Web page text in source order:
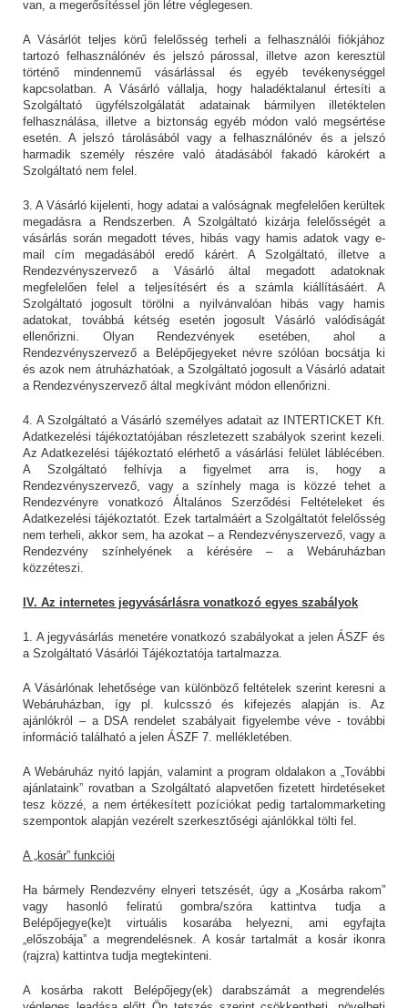
van, a megerősítéssel jön létre véglegesen.
A Vásárlót teljes körű felelősség terheli a felhasználói fiókjához
tartozó felhasználónév és jelszó párossal, illetve azon keresztül
történő mindennemű vásárlással és egyéb tevékenységgel
kapcsolatban. A Vásárló vállalja, hogy haladéktalanul értesíti a
Szolgáltató ügyfélszolgálatát adatainak bármilyen illetéktelen
felhasználása, illetve a biztonság egyéb módon való megsértése
esetén. A jelszó tárolásából vagy a felhasználónév és a jelszó
harmadik személy részére való átadásából fakadó károkért a
Szolgáltató nem felel.
3. A Vásárló kijelenti, hogy adatai a valóságnak megfelelően kerültek
megadásra a Rendszerben. A Szolgáltató kizárja felelősségét a
vásárlás során megadott téves, hibás vagy hamis adatok vagy e-
mail cím megadásából eredő kárért. A Szolgáltató, illetve a
Rendezvényszervező a Vásárló által megadott adatoknak
megfelelően felel a teljesítésért és a számla kiállításáért. A
Szolgáltató jogosult törölni a nyilvánvalóan hibás vagy hamis
adatokat, továbbá kétség esetén jogosult Vásárló valódiságát
ellenőrizni. Olyan Rendezvények esetében, ahol a
Rendezvényszervező a Belépőjegyeket névre szólóan bocsátja ki
és azok nem átruházhatóak, a Szolgáltató jogosult a Vásárló adatait
a Rendezvényszervező által megkívánt módon ellenőrizni.
4. A Szolgáltató a Vásárló személyes adatait az INTERTICKET Kft.
Adatkezelési tájékoztatójában részletezett szabályok szerint kezeli.
Az Adatkezelési tájékoztató elérhető a vásárlási felület láblécében.
A Szolgáltató felhívja a figyelmet arra is, hogy a
Rendezvényszervező, vagy a színhely maga is közzé tehet a
Rendezvényre vonatkozó Általános Szerződési Feltételeket és
Adatkezelési tájékoztatót. Ezek tartalmáért a Szolgáltatót felelősség
nem terheli, akkor sem, ha azokat – a Rendezvényszervező, vagy a
Rendezvény színhelyének a kérésére – a Webáruházban
közzéteszi.
IV. Az internetes jegyvásárlásra vonatkozó egyes szabályok
1. A jegyvásárlás menetére vonatkozó szabályokat a jelen ÁSZF és
a Szolgáltató Vásárlói Tájékoztatója tartalmazza.
A Vásárlónak lehetősége van különböző feltételek szerint keresni a
Webáruházban, így pl. kulcsszó és kifejezés alapján is. Az
ajánlókról – a DSA rendelet szabályait figyelembe véve - további
információ található a jelen ÁSZF 7. mellékletében.
A Webáruház nyitó lapján, valamint a program oldalakon a „További
ajánlataink” rovatban a Szolgáltató alapvetően fizetett hirdetéseket
tesz közzé, a nem értékesített pozíciókat pedig tartalommarketing
szempontok alapján vezérelt szerkesztőségi ajánlókkal tölti fel.
A „kosár” funkciói
Ha bármely Rendezvény elnyeri tetszését, úgy a „Kosárba rakom”
vagy hasonló feliratú gombra/szóra kattintva tudja a
Belépőjegye(ke)t virtuális kosarába helyezni, ami egyfajta
„előszobája” a megrendelésnek. A kosár tartalmát a kosár ikonra
(rajzra) kattintva tudja megtekinteni.
A kosárba rakott Belépőjegy(ek) darabszámát a megrendelés